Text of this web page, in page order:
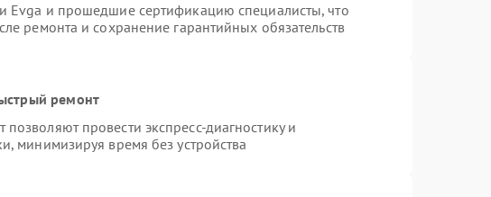
Evga и прошедшие сертификацию специалисты, что
ремонта и сохранение гарантийных обязательств
ремонт
провести экспресс-диагностику и
минимизируя время без устройства